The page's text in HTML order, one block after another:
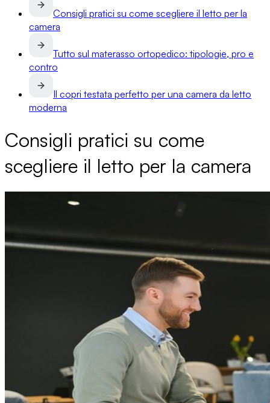
Consigli pratici su come scegliere il letto per la
camera
Tutto sul materasso ortopedico: tipologie, pro e
contro
Il copri testata perfetto per una camera da letto
moderna
Consigli pratici su come
scegliere il letto per la camera